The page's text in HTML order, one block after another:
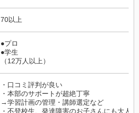
70以上
●プロ
●学生
（12万人以上）
・口コミ評判が良い
・本部のサポートが超絶丁寧
→学習計画の管理・講師選定など
・不登校生、発達障害のお子さんにも大人気